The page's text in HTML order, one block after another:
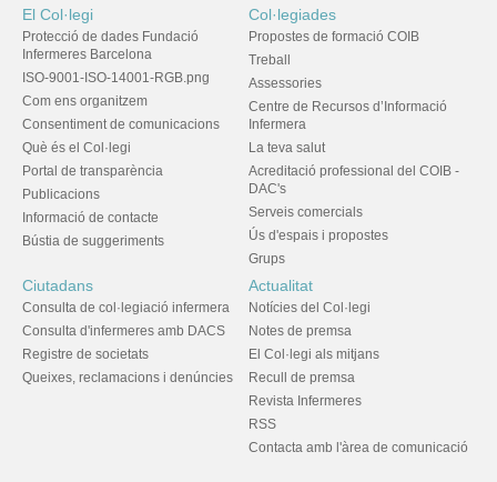
El Col·legi
Protecció de dades Fundació
Infermeres Barcelona
ISO-9001-ISO-14001-RGB.png
Com ens organitzem
Consentiment de comunicacions
Què és el Col·legi
Portal de transparència
Publicacions
Informació de contacte
Bústia de suggeriments
Col·legiades
Propostes de formació COIB
Treball
Assessories
Centre de Recursos d’Informació
Infermera
La teva salut
Acreditació professional del COIB -
DAC's
Serveis comercials
Ús d'espais i propostes
Grups
Ciutadans
Consulta de col·legiació infermera
Consulta d'infermeres amb DACS
Registre de societats
Queixes, reclamacions i denúncies
Actualitat
Notícies del Col·legi
Notes de premsa
El Col·legi als mitjans
Recull de premsa
Revista Infermeres
RSS
Contacta amb l'àrea de comunicació